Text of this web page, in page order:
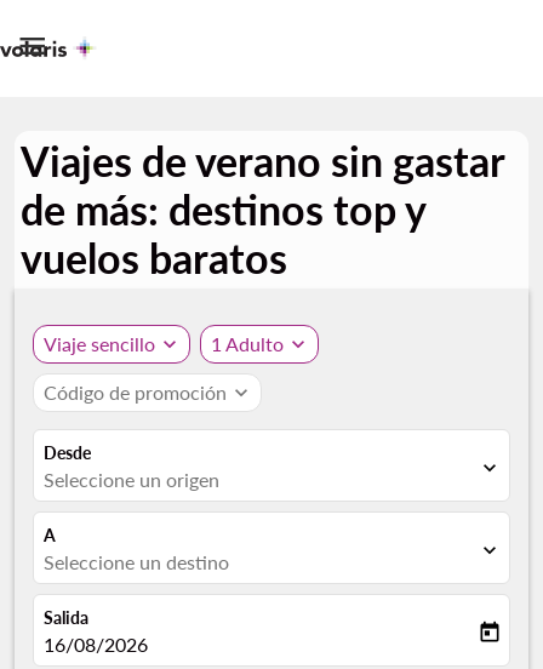

Viajes de verano sin gastar
de más: destinos top y
vuelos baratos
Viaje sencillo expand_more 1 Adulto expand_more
Código de promoción expand_more
Desde
Seleccione un origen expand_more
A
Seleccione un destino expand_more
Salida
fc-booking-departure-date-aria-label
16/08/2026 today